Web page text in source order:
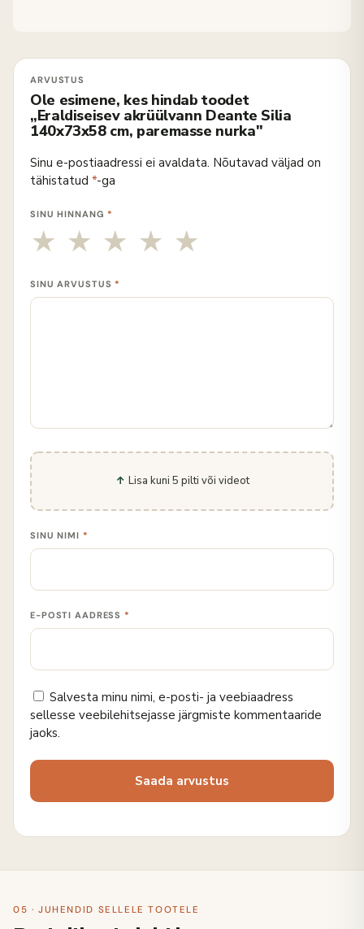
Ole esimene, kes hindab toodet
„Eraldiseisev akrüülvann Deante Silia
140x73x58 cm, paremasse nurka"
Sinu e-postiaadressi ei avaldata. Nõutavad väljad on
tähistatud *-ga
SINU HINNANG *
SINU ARVUSTUS *
Lisa kuni 5 pilti või videot
SINU NIMI *
E-POSTI AADRESS *
Salvesta minu nimi, e-posti- ja veebiaadress
sellesse veebilehitsejasse järgmiste kommentaaride
jaoks.
05 · JUHENDID SELLELE TOOTELE